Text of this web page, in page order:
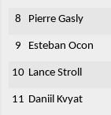
8 Pierre Gasly
9 Esteban Ocon
10 Lance Stroll
11 Daniil Kvyat